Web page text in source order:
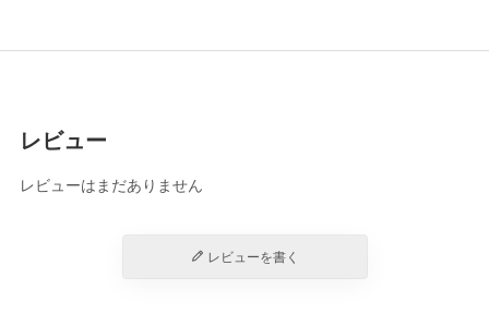
レビュー
レビューはまだありません
レビューを書く